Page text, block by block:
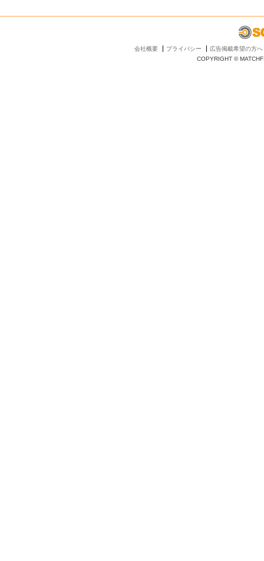
会社概要 プライバシー
広告掲載希望の方へ
COPYRIGHT ©